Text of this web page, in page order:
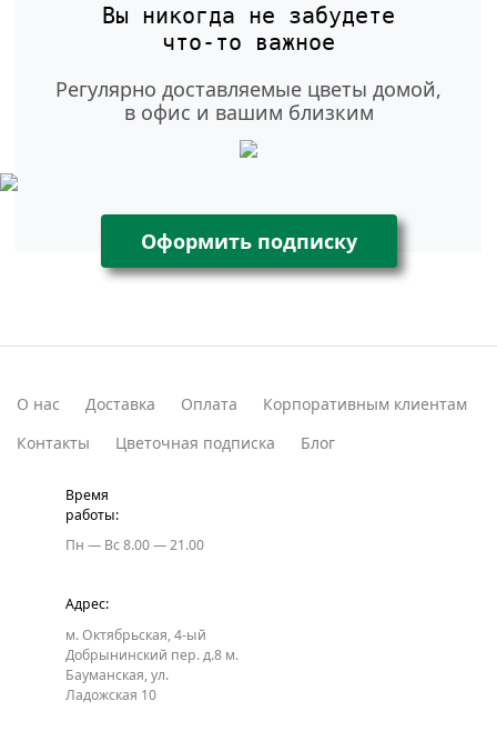
Вы никогда не забудете
что-то важное
Регулярно доставляемые цветы домой,
в офис и вашим близким
Оформить подписку
О нас Доставка Оплата
Корпоративным клиентам
Контакты
Цветочная подписка Блог
Время
работы:
Пн — Вс8.00 — 21.00
Адрес:
м. Октябрьская, 4-ый
Добрынинский пер. д.8м.
Бауманская, ул.
Ладожская 10